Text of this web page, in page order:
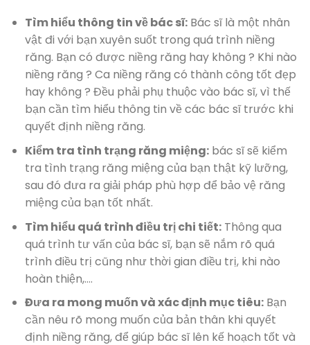
Tìm hiểu thông tin về bác sĩ:Bác sĩ là một nhân
vật đi với bạn xuyên suốt trong quá trình niềng
răng. Bạn có được niềng răng hay không ? Khi nào
niềng răng ? Ca niềng răng có thành công tốt đẹp
hay không ? Đều phải phụ thuộc vào bác sĩ, vì thế
bạn cần tìm hiểu thông tin về các bác sĩ trước khi
quyết định niềng răng.
Kiểm tra tình trạng răng miệng:bác sĩ sẽ kiểm
tra tình trạng răng miệng của bạn thật kỹ lưỡng,
sau đó đưa ra giải pháp phù hợp để bảo vệ răng
miệng của bạn tốt nhất.
Tìm hiểu quá trình điều trị chi tiết:Thông qua
quá trình tư vấn của bác sĩ, bạn sẽ nắm rõ quá
trình điều trị cũng như thời gian điều trị, khi nào
hoàn thiện,….
Đưa ra mong muốn và xác định mục tiêu:Bạn
cần nêu rõ mong muốn của bản thân khi quyết
định niềng răng, để giúp bác sĩ lên kế hoạch tốt và